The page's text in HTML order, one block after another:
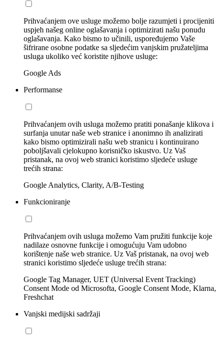
Prihvaćanjem ove usluge možemo bolje razumjeti i procijeniti
uspjeh našeg online oglašavanja i optimizirati našu ponudu
oglašavanja. Kako bismo to učinili, uspoređujemo Vaše
šifrirane osobne podatke sa sljedećim vanjskim pružateljima
usluga ukoliko već koristite njihove usluge:
Google Ads
Performanse
Prihvaćanjem ovih usluga možemo pratiti ponašanje klikova i
surfanja unutar naše web stranice i anonimno ih analizirati
kako bismo optimizirali našu web stranicu i kontinuirano
poboljšavali cjelokupno korisničko iskustvo. Uz Vaš
pristanak, na ovoj web stranici koristimo sljedeće usluge
trećih strana:
Google Analytics, Clarity, A/B-Testing
Funkcioniranje
Prihvaćanjem ovih usluga možemo Vam pružiti funkcije koje
nadilaze osnovne funkcije i omogućuju Vam udobno
korištenje naše web stranice. Uz Vaš pristanak, na ovoj web
stranici koristimo sljedeće usluge trećih strana:
Google Tag Manager, UET (Universal Event Tracking)
Consent Mode od Microsofta, Google Consent Mode, Klarna,
Freshchat
Vanjski medijski sadržaji